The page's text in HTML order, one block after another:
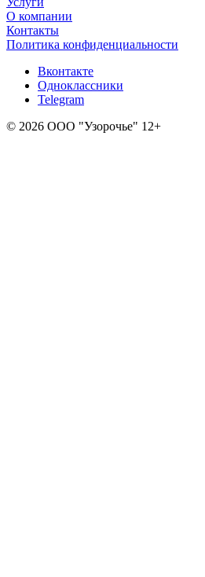
О компании
Контакты
Политика конфиденциальности
Вконтакте
Одноклассники
Telegram
© 2026 ООО "Узорочье" 12+